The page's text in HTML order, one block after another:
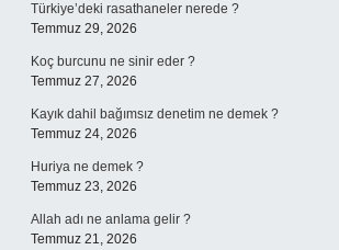
Türkiye’deki rasathaneler nerede ?
Temmuz 29, 2026
Koç burcunu ne sinir eder ?
Temmuz 27, 2026
Kayık dahil bağımsız denetim ne demek ?
Temmuz 24, 2026
Huriya ne demek ?
Temmuz 23, 2026
Allah adı ne anlama gelir ?
Temmuz 21, 2026